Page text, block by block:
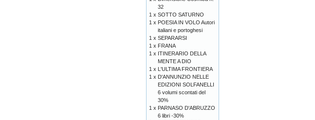
32
1 x SOTTO SATURNO
1 x POESIA IN VOLO Autori
italiani e portoghesi
1 x SEPARARSI
1 x FRANA
1 x ITINERARIO DELLA
MENTE A DIO
1 x L'ULTIMA FRONTIERA
1 x D'ANNUNZIO NELLE
EDIZIONI SOLFANELLI
6 volumi scontati del
30%
1 x PARNASO D'ABRUZZO
6 libri -30%